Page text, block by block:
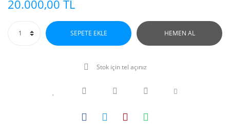
20.000,00 TL
SEPETE EKLE HEMEN AL
Stok için tel açınız